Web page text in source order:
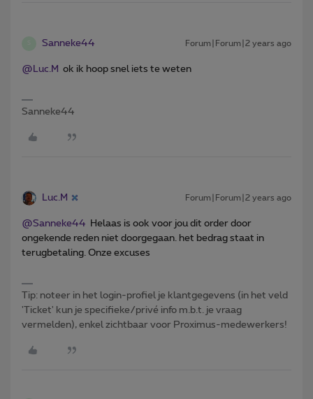
Sanneke44 Forum|Forum|2 years ago
@Luc.M ok ik hoop snel iets te weten
Sanneke44
Luc.M Forum|Forum|2 years ago
@Sanneke44 Helaas is ook voor jou dit order door
ongekende reden niet doorgegaan. het bedrag staat in
terugbetaling. Onze excuses
Tip: noteer in het login-profiel je klantgegevens (in het veld
'Ticket' kun je specifieke/privé info m.b.t. je vraag
vermelden), enkel zichtbaar voor Proximus-medewerkers!